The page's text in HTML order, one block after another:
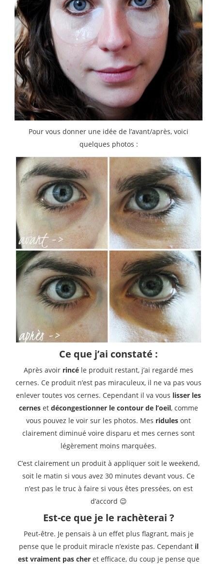
Pour vous donner une idée de l’avant/après, voici
quelques photos :
Ce que j’ai constaté :
Après avoir rincé le produit restant, j’ai regardé mes
cernes. Ce produit n’est pas miraculeux, il ne va pas vous
enlever toutes vos cernes. Cependant il va vous lisser les
cernes et décongestionner le contour de l’oeil, comme
vous pouvez le voir sur les photos. Mes ridules ont
clairement diminué voire disparu et mes cernes sont
légèrement moins marquées.
C’est clairement un produit à appliquer soit le weekend,
soit le matin si vous avez 30 minutes devant vous. Ce
n’est pas le truc à faire si vous êtes pressées, on est
d’accord 😉
Est-ce que je le rachèterai ?
Peut-être. Je pensais à un effet plus flagrant, mais je
pense que le produit miracle n’existe pas. Cependant il
est vraiment pas cheret efficace, du coup je pense que